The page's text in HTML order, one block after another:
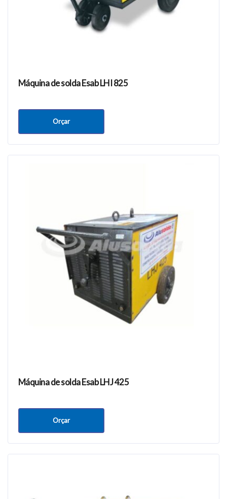
Máquina de solda Esab LHI 825
Orçar
Máquina de solda Esab LHJ 425
Orçar